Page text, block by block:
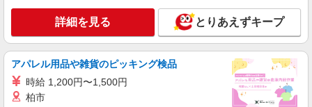
事補助あり ⇒1食200円 ■昇給あり（年2回） ⇒ト
レーナーになったら… 通常時給＋300円！！ ■
研修時給 ⇒通常時給より変動なし ■高校生時給 ⇒
通常時給より変動なし ■深夜時給 ⇒22時以降時給
東京都千代田区飯田橋4-9-8 飯田橋プラザ1F
キープ 詳細を見る
アルバイト パート
MARUNOUCHI BASE(丸の内ベース) ダイニング
詳細を見る とりあえずキープ
アパレル用品や雑貨のピッキング検品
時給 1,200円〜1,500円
柏市